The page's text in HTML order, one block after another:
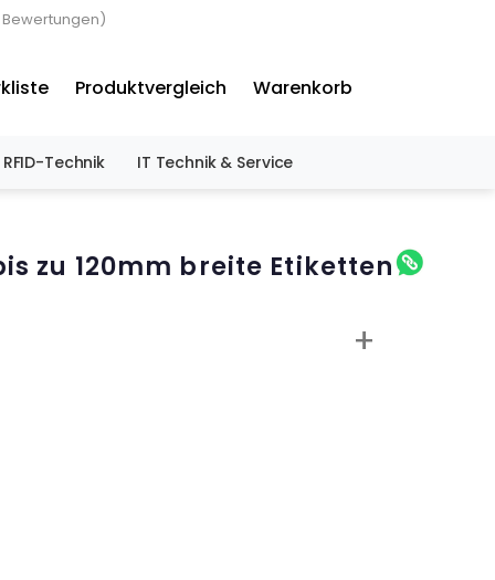
Produktvergleich Warenkorb
RFID-Technik IT Technik & Service
zu 120mm breite Etiketten
+